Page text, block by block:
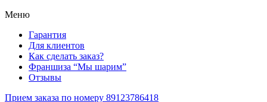
Меню
Гарантия
Для клиентов
Как сделать заказ?
Франшиза “Мы шарим”
Отзывы
Прием заказа по номеру 89123786418